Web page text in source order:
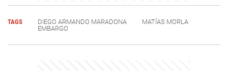
TAGS DIEGO ARMANDO MARADONA
MATÍAS MORLA
EMBARGO